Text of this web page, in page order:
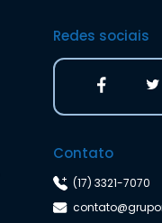
Redes sociais
Contato
(17) 3321-7070